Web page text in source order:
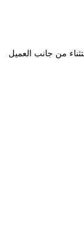
من جانب العميل